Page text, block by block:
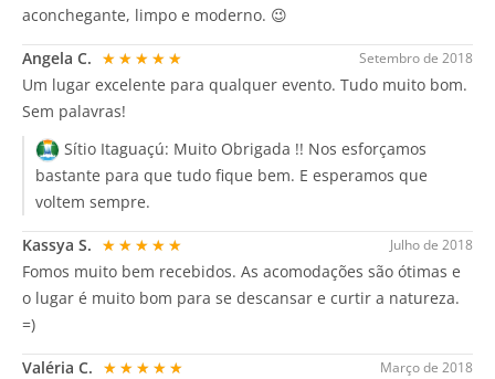
aconchegante, limpo e moderno. 😉
Setembro de 2018
Angela C. ★★★★★
Um lugar excelente para qualquer evento. Tudo muito bom.
Sem palavras!
Sítio Itaguaçú: Muito Obrigada !! Nos esforçamos
bastante para que tudo fique bem. E esperamos que
voltem sempre.
Julho de 2018
Kassya S. ★★★★★
Fomos muito bem recebidos. As acomodações são ótimas e
o lugar é muito bom para se descansar e curtir a natureza.
=)
Março de 2018
Valéria C. ★★★★★